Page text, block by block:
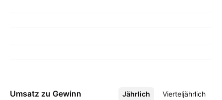
Umsatz zu Gewinn
Jährlich Vierteljährlich
Mehr